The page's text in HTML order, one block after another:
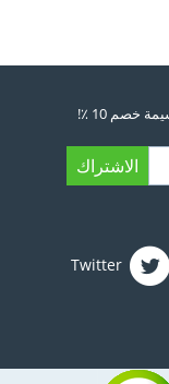
خصم 10 ٪!
الاشتراك
Twitter